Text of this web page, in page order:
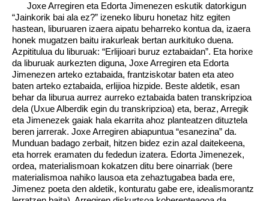
Joxe Arregiren eta Edorta Jimenezen eskutik datorkigun
“Jainkorik bai ala ez?” izeneko liburu honetaz hitz egiten
hastean, liburuaren izaera aipatu beharreko kontua da, izaera
honek mugatzen baitu irakurleak bertan aurkituko duena.
Azpititulua du liburuak: “Erlijioari buruz eztabaidan”. Eta horixe
da liburuak aurkezten diguna, Joxe Arregiren eta Edorta
Jimenezen arteko eztabaida, frantziskotar baten eta ateo
baten arteko eztabaida, erlijioa hizpide. Beste aldetik, esan
behar da liburua aurrez aurreko eztabaida baten transkripzioa
dela (Uxue Alberdik egin du transkripzioa) eta, beraz, Arregik
eta Jimenezek gaiak hala ekarrita ahoz planteatzen dituztela
beren jarrerak. Joxe Arregiren abiapuntua “esanezina” da.
Munduan badago zerbait, hitzen bidez ezin azal daitekeena,
eta horrek eramaten du fededun izatera. Edorta Jimenezek,
ordea, materialismoan kokatzen ditu bere oinarriak (bere
materialismoa nahiko lausoa eta zehaztugabea bada ere,
Jimenez poeta den aldetik, konturatu gabe ere, idealismorantz